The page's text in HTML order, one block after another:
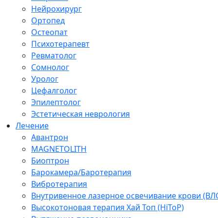
Нейрохирург
Ортопед
Остеопат
Психотерапевт
Ревматолог
Сомнолог
Уролог
Цефалголог
Эпилептолог
Эстетическая неврология
Лечение
Авантрон
MAGNETOLITH
Биоптрон
Барокамера/Баротерапия
Вибротерапия
Внутривенное лазерное освечивание крови
Высокотоновая терапия Хай Топ (HiToP)